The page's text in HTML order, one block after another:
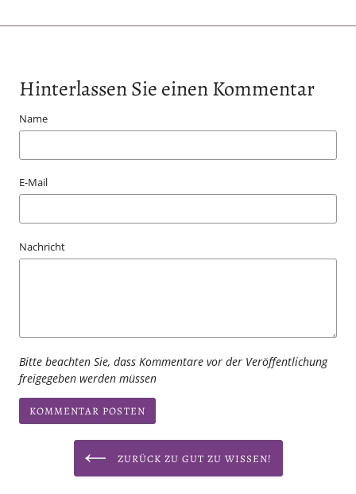
Hinterlassen Sie einen Kommentar
Name
E-Mail
Nachricht
Bitte beachten Sie, dass Kommentare vor der Veröffentlichung
freigegeben werden müssen
ZURÜCK ZU GUT ZU WISSEN!